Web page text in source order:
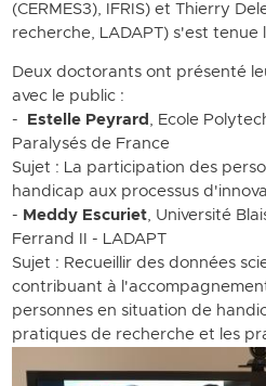
(CERMES3), IFRIS) et Thierry
recherche, LADAPT) s'est tenue
Deux doctorants ont présenté
avec le public :
-
Estelle Peyrard , Ecole
Paralysés de France
Sujet : La participation des
handicap aux processus
- Meddy Escuriet, Université
Ferrand II - LADAPT
Sujet : Recueillir des données
contribuant à
personnes en situation de
pratiques de recherche et les